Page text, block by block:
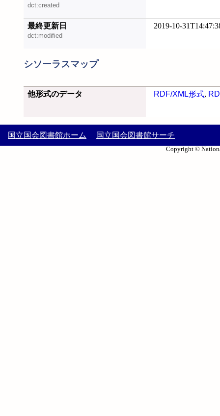
dct:created
最終更新日
dct:modified
2019-10-
シソーラスマップ
他形式のデータ RDF/XML形式,
国立国会図書館ホーム 国立国会図書館サーチ
Copyright ©